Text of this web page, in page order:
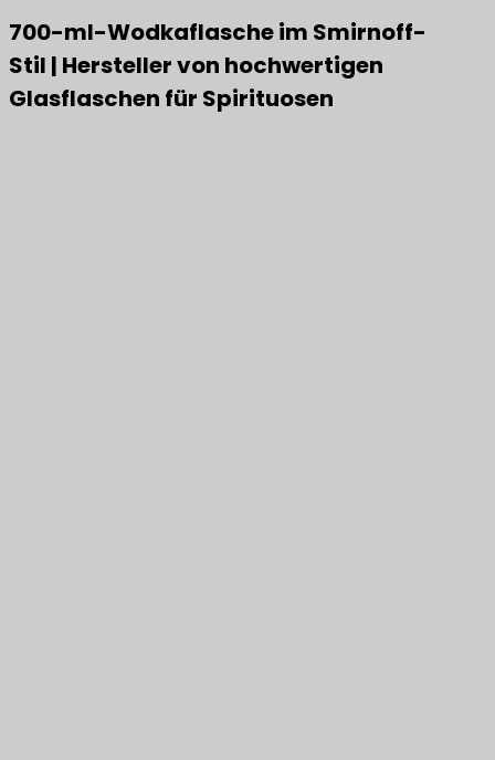
700-ml-Wodkaflasche im Smirnoff-
Stil | Hersteller von hochwertigen
Glasflaschen für Spirituosen